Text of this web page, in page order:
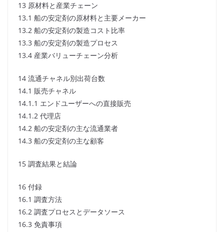
13 原材料と産業チェーン
13.1 船の安定剤の原材料と主要メーカー
13.2 船の安定剤の製造コスト比率
13.3 船の安定剤の製造プロセス
13.4 産業バリューチェーン分析
14 流通チャネル別出荷台数
14.1 販売チャネル
14.1.1 エンドユーザーへの直接販売
14.1.2 代理店
14.2 船の安定剤の主な流通業者
14.3 船の安定剤の主な顧客
15 調査結果と結論
16 付録
16.1 調査方法
16.2 調査プロセスとデータソース
16.3 免責事項